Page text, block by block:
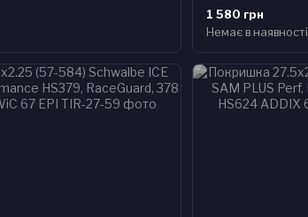
1 580 грн
Немає в наявності